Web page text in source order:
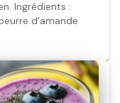
Ingrédients :
d’amande